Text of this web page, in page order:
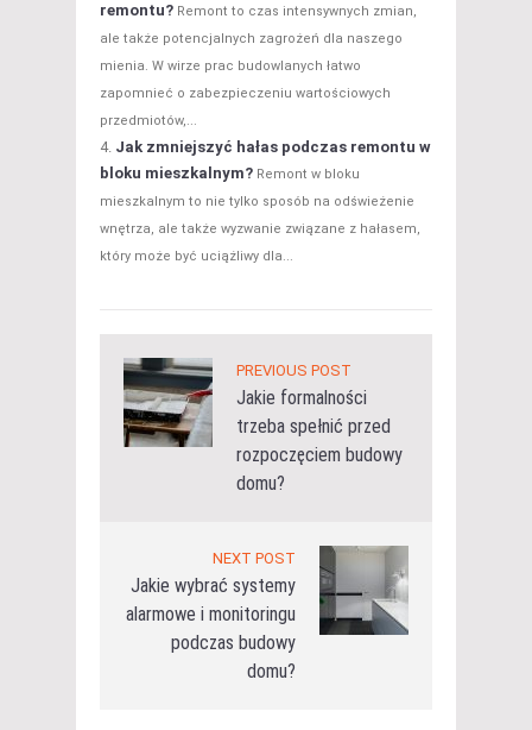
remontu? Remont to czas intensywnych zmian,
ale także potencjalnych zagrożeń dla naszego
mienia. W wirze prac budowlanych łatwo
zapomnieć o zabezpieczeniu wartościowych
przedmiotów,...
Jak zmniejszyć hałas podczas remontu w
bloku mieszkalnym? Remont w bloku
mieszkalnym to nie tylko sposób na odświeżenie
wnętrza, ale także wyzwanie związane z hałasem,
który może być uciążliwy dla...
PREVIOUS POST
Jakie formalności
trzeba spełnić przed
rozpoczęciem budowy
domu?
NEXT POST
Jakie wybrać systemy
alarmowe i monitoringu
podczas budowy
domu?